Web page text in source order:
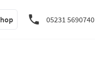
05231 5690740